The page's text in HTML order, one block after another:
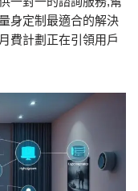
身定制最適合的解決
費計劃正在引領用戶